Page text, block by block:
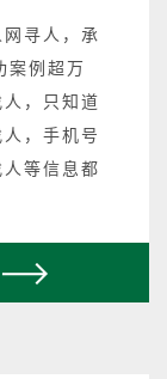
寻人，承
案例超万
，只知道
，手机号
等信息都